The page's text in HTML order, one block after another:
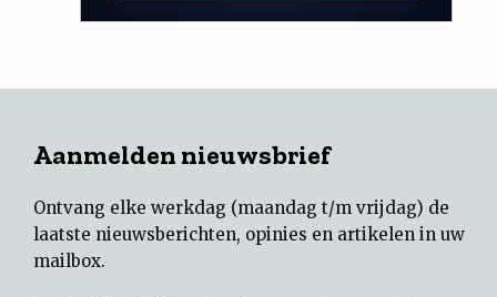
Aanmelden nieuwsbrief
Ontvang elke werkdag (maandag t/m vrijdag) de
laatste nieuwsberichten, opinies en artikelen in uw
mailbox.